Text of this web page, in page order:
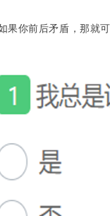
你前后矛盾，那就